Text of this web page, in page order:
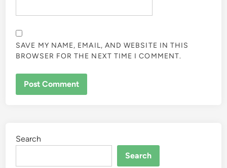
SAVE MY NAME, EMAIL, AND WEBSITE IN THIS
BROWSER FOR THE NEXT TIME I COMMENT.
Search
Search